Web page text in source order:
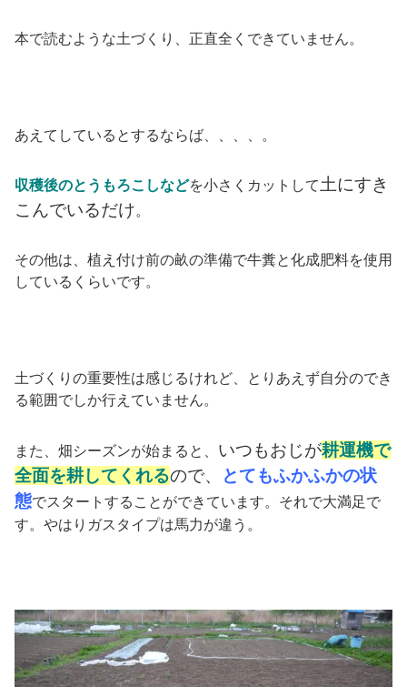
本で読むような土づくり、正直全くできていません。
あえてしているとするならば、、、、。
収穫後のとうもろこしなどを小さくカットして土にすき
こんでいるだけ。
その他は、植え付け前の畝の準備で牛糞と化成肥料を使用
しているくらいです。
土づくりの重要性は感じるけれど、とりあえず自分のでき
る範囲でしか行えていません。
また、畑シーズンが始まると、 いつもおじが耕運機で
全面を耕してくれるので、
とてもふかふかの状
態でスタートすることができています。それで大満足で
す。やはりガスタイプは馬力が違う。